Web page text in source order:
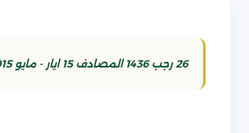
26 رجب 1436 المصادف 15 ايار - مايو 2015